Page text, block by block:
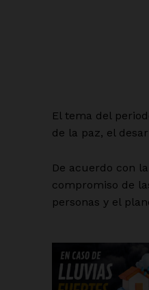
El tema del
de la paz, el
De acuerdo con
compromiso de
personas y el